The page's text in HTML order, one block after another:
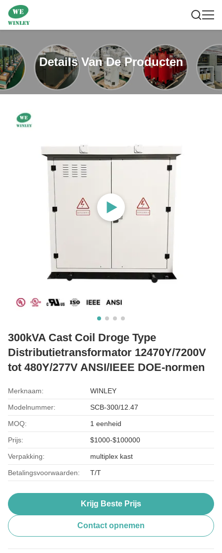
Details Van De Producten
300kVA Cast Coil Droge Type
Distributietransformator 12470Y/7200V
tot 480Y/277V ANSI/IEEE DOE-normen
Merknaam: WINLEY
Modelnummer: SCB-300/12.47
MOQ: 1 eenheid
Prijs: $1000-$100000
Verpakking: multiplex kast
Betalingsvoorwaarden: T/T
Krijg Beste Prijs
Contact opnemen